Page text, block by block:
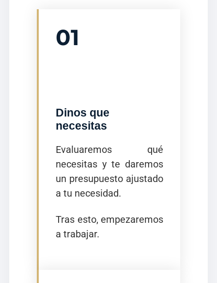
01
Dinos que
necesitas
Evaluaremos qué
necesitas y te daremos
un presupuesto ajustado
a tu necesidad.
Tras esto, empezaremos
a trabajar.